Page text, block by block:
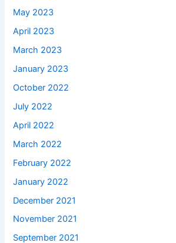
May 2023
April 2023
March 2023
January 2023
October 2022
July 2022
April 2022
March 2022
February 2022
January 2022
December 2021
November 2021
September 2021